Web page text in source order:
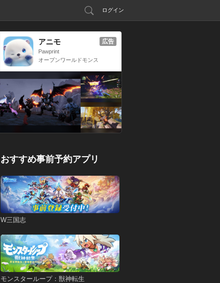
ログイン
アニモ
Pawprint
オープンワールドモンス
広告
おすすめ事前予約アプリ
W三国志
モンスターループ：獣神転生